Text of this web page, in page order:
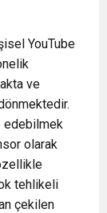
YouTube
ve
edebilmek
olarak
tehlikeli
çekilen